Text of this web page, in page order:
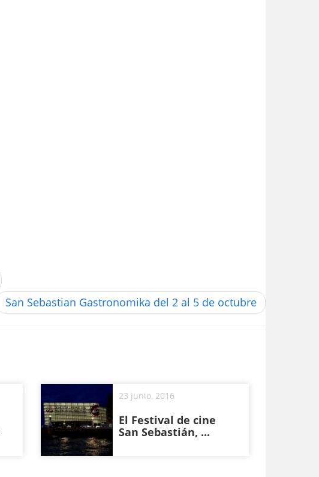
San Sebastian Gastronomika del 2 al 5 de octubre
23 junio, 2016
El Festival de cine
San Sebastián, ...